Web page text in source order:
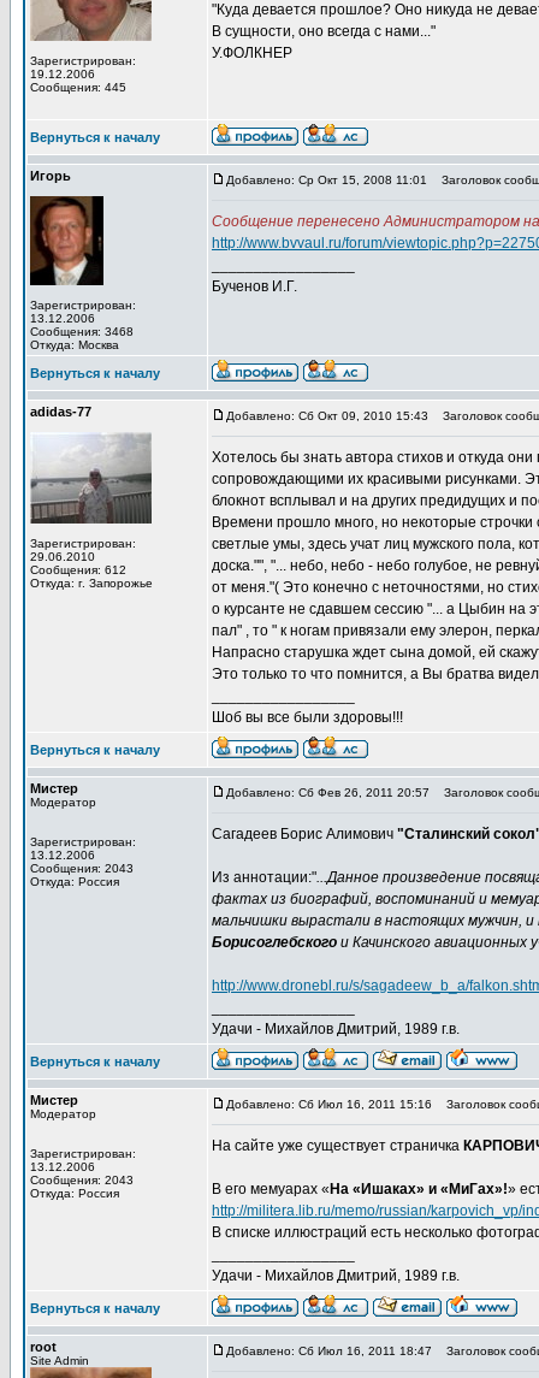
Зарегистрирован:
19.12.2006
Сообщения: 445
"Куда девается прошлое? Оно никуда не
В сущности, оно всегда с нами..."
У.ФОЛКНЕР
Вернуться к началу
Игорь
Зарегистрирован:
13.12.2006
Сообщения: 3468
Откуда: Москва
Добавлено: Ср Окт 15, 2008 11:01 Заголовок
Сообщение перенесено Администратором
http://www.bvvaul.ru/forum/
Бученов И.Г.
Вернуться к началу
adidas-77
Зарегистрирован:
29.06.2010
Сообщения: 612
Откуда: г. Запорожье
Добавлено: Сб Окт 09, 2010 15:43 Заголовок
Хотелось бы знать автора стихов и откуда
сопровождающими их красивыми рисунками.
блокнот всплывал и на других предидущих и
Времени прошло много, но некоторые
светлые умы, здесь учат лиц мужского пола,
доска."", "... небо, небо - небо голубое, не
от меня."( Это конечно с неточностями, но
о курсанте не сдавшем сессию "... а Цыбин на
пал" , то " к ногам привязали ему элерон,
Напрасно старушка ждет сына домой, ей
Это только то что помнится, а Вы братва
Шоб вы все были здоровы!!!
Вернуться к началу
Мистер
Модератор
Зарегистрирован:
13.12.2006
Сообщения: 2043
Откуда: Россия
Добавлено: Сб Фев 26, 2011 20:57 Заголовок
Сагадеев Борис Алимович "Сталинский
Из аннотации:"...Данное произведение
фактах из биографий, воспоминаний и
мальчишки вырастали в настоящих мужчин,
Борисоглебского и Качинского авиационных
http://www.dronebl.ru/s/sagadeew_b_a/
Удачи - Михайлов Дмитрий, 1989 г.в.
Вернуться к началу
Мистер
Модератор
Зарегистрирован:
13.12.2006
Сообщения: 2043
Откуда: Россия
Добавлено: Сб Июл 16, 2011 15:16 Заголовок
На сайте уже существует страничка
В его мемуарах « На «Ишаках» и «МиГах»!»
http://militera.lib.ru/memo/russian/karpovich_vp/
В списке иллюстраций есть несколько
Удачи - Михайлов Дмитрий, 1989 г.в.
Вернуться к началу
root
Site Admin
Добавлено: Сб Июл 16, 2011 18:47 Заголовок